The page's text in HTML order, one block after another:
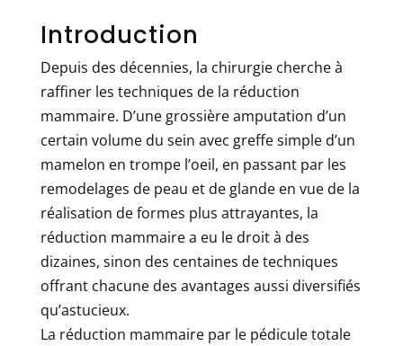
Introduction
Depuis des décennies, la chirurgie cherche à
raffiner les techniques de la réduction
mammaire. D’une grossière amputation d’un
certain volume du sein avec greffe simple d’un
mamelon en trompe l’oeil, en passant par les
remodelages de peau et de glande en vue de la
réalisation de formes plus attrayantes, la
réduction mammaire a eu le droit à des
dizaines, sinon des centaines de techniques
offrant chacune des avantages aussi diversifiés
qu’astucieux.
La réduction mammaire par le pédicule totale